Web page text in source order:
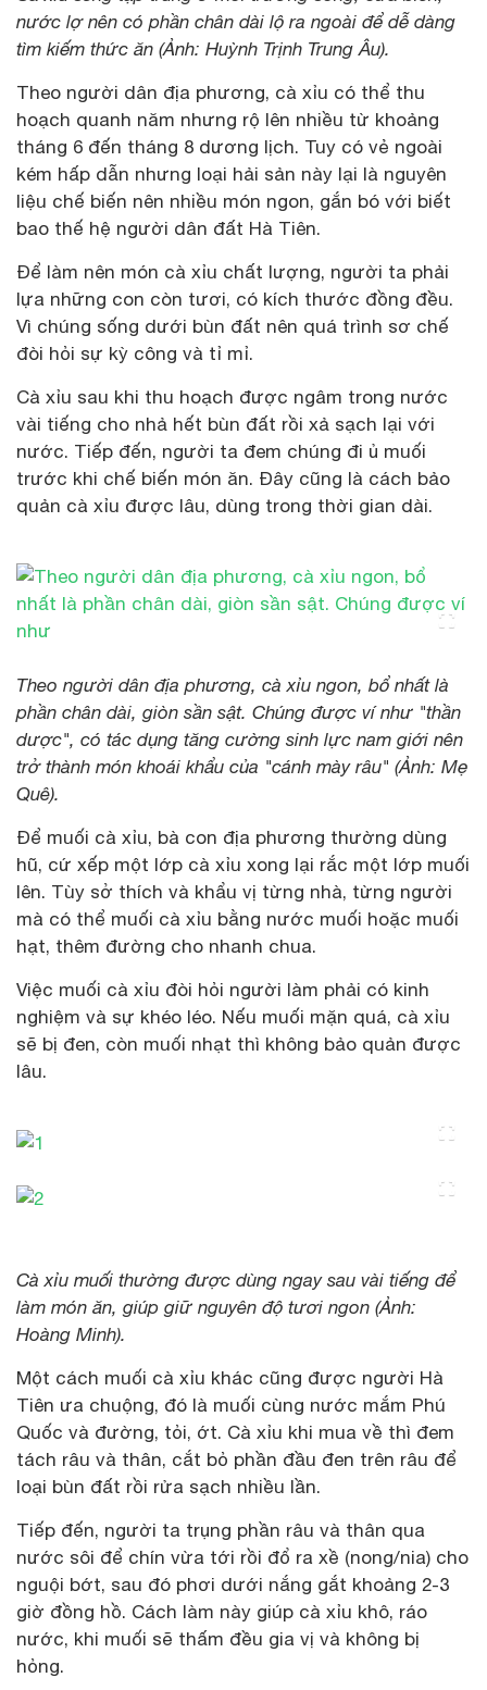
nước lợ nên có phần chân dài lộ ra ngoài để dễ dàng
tìm kiếm thức ăn (Ảnh: Huỳnh Trịnh Trung Âu).
Theo người dân địa phương, cà xỉu có thể thu
hoạch quanh năm nhưng rộ lên nhiều từ khoảng
tháng 6 đến tháng 8 dương lịch. Tuy có vẻ ngoài
kém hấp dẫn nhưng loại hải sản này lại là nguyên
liệu chế biến nên nhiều món ngon, gắn bó với biết
bao thế hệ người dân đất Hà Tiên.
Để làm nên món cà xỉu chất lượng, người ta phải
lựa những con còn tươi, có kích thước đồng đều.
Vì chúng sống dưới bùn đất nên quá trình sơ chế
đòi hỏi sự kỳ công và tỉ mỉ.
Cà xỉu sau khi thu hoạch được ngâm trong nước
vài tiếng cho nhả hết bùn đất rồi xả sạch lại với
nước. Tiếp đến, người ta đem chúng đi ủ muối
trước khi chế biến món ăn. Đây cũng là cách bảo
quản cà xỉu được lâu, dùng trong thời gian dài.
Theo người dân địa phương, cà xỉu ngon, bổ nhất là
phần chân dài, giòn sần sật. Chúng được ví như "thần
dược", có tác dụng tăng cường sinh lực nam giới nên
trở thành món khoái khẩu của "cánh mày râu" (Ảnh: Mẹ
Quê).
Để muối cà xỉu, bà con địa phương thường dùng
hũ, cứ xếp một lớp cà xỉu xong lại rắc một lớp muối
lên. Tùy sở thích và khẩu vị từng nhà, từng người
mà có thể muối cà xỉu bằng nước muối hoặc muối
hạt, thêm đường cho nhanh chua.
Việc muối cà xỉu đòi hỏi người làm phải có kinh
nghiệm và sự khéo léo. Nếu muối mặn quá, cà xỉu
sẽ bị đen, còn muối nhạt thì không bảo quản được
lâu.
Cà xỉu muối thường được dùng ngay sau vài tiếng để
làm món ăn, giúp giữ nguyên độ tươi ngon (Ảnh:
Hoàng Minh).
Một cách muối cà xỉu khác cũng được người Hà
Tiên ưa chuộng, đó là muối cùng nước mắm Phú
Quốc và đường, tỏi, ớt. Cà xỉu khi mua về thì đem
tách râu và thân, cắt bỏ phần đầu đen trên râu để
loại bùn đất rồi rửa sạch nhiều lần.
Tiếp đến, người ta trụng phần râu và thân qua
nước sôi để chín vừa tới rồi đổ ra xề (nong/nia) cho
nguội bớt, sau đó phơi dưới nắng gắt khoảng 2-3
giờ đồng hồ. Cách làm này giúp cà xỉu khô, ráo
nước, khi muối sẽ thấm đều gia vị và không bị
hỏng.